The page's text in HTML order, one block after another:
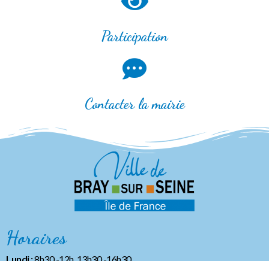
Participation
Contacter la mairie
Horaires